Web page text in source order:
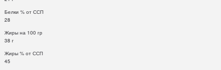
Белки % от ССП
28
Жиры на 100 гр
38 г
Жиры % от ССП
45